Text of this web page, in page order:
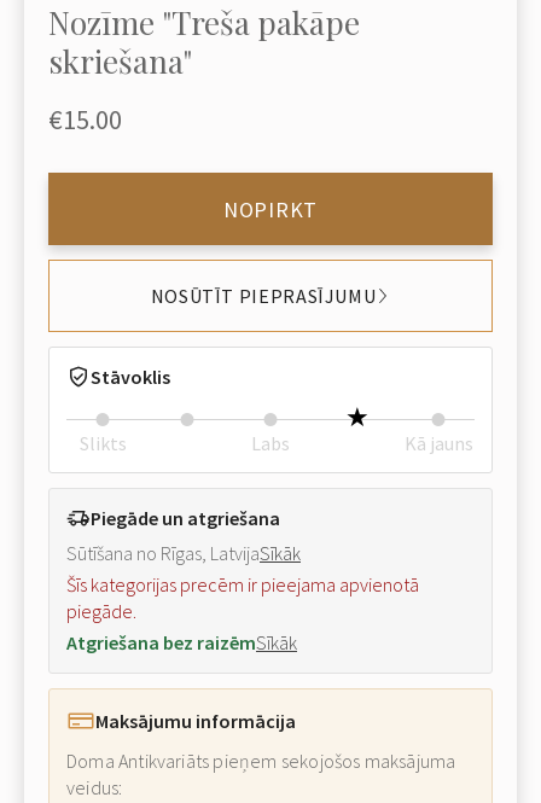
Nozīme "Treša pakāpe
skriešana"
€15.00
NOPIRKT
NOSŪTĪT PIEPRASĪJUMU
Stāvoklis
Slikts Labs Kā jauns
Piegāde un atgriešana
Sūtīšana no Rīgas, LatvijaSīkāk
Šīs kategorijas precēm ir pieejama apvienotā
piegāde.
Atgriešana bez raizēmSīkāk
Maksājumu informācija
Doma Antikvariāts pieņem sekojošos maksājuma
veidus: